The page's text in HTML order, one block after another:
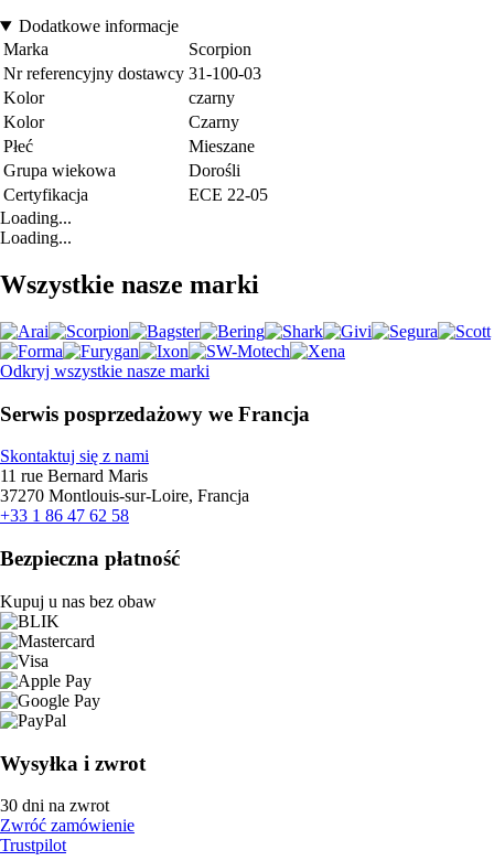
Dodatkowe informacje
Marka
Scorpion
Nr referencyjny dostawcy 31-100-03
Kolor
czarny
Kolor
Czarny
Płeć
Mieszane
Grupa wiekowa
Dorośli
Certyfikacja
ECE 22-05
Loading...
Loading...
Wszystkie nasze marki
Odkryj wszystkie nasze marki
Serwis posprzedażowy we Francja
Skontaktuj się z nami
11 rue Bernard Maris
37270 Montlouis-sur-Loire, Francja
+33 1 86 47 62 58
Bezpieczna płatność
Kupuj u nas bez obaw
Wysyłka i zwrot
30 dni na zwrot
Zwróć zamówienie
Trustpilot